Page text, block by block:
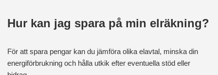
Hur kan jag spara på min elräkning?
För att spara pengar kan du jämföra olika elavtal, minska din
energiförbrukning och hålla utkik efter eventuella stöd eller